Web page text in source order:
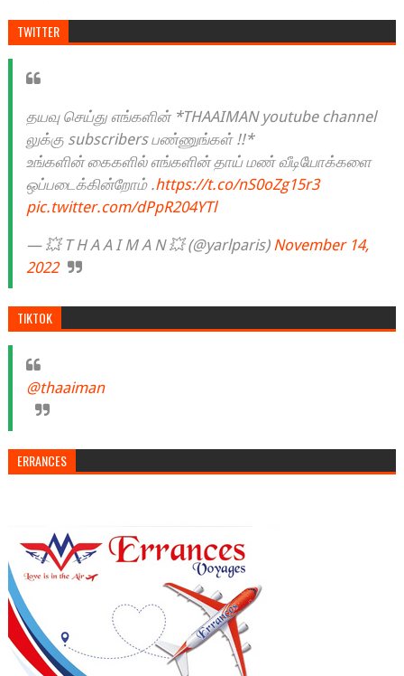
TWITTER
தயவு செய்து எங்களின் *THAAIMAN youtube channel
லுக்கு subscribers பண்ணுங்கள் !!*
உங்களின் கைகளில் எங்களின் தாய் மண் வீடியோக்களை
ஒப்படைக்கின்றோம் .https://t.co/nS0oZg15r3
pic.twitter.com/dPpR204YTl
— 💥 T H A A I M A N 💥 (@yarlparis) November 14,
2022
TIKTOK
@thaaiman
ERRANCES